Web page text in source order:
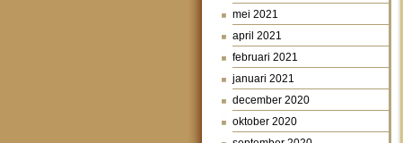
mei 2021
april 2021
februari 2021
januari 2021
december 2020
oktober 2020